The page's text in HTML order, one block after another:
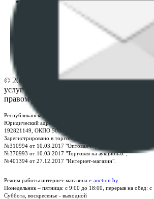
ПОЛОЖЕНИЕ О ПОЛИТИКЕ
Настройки cookie-файлов
© 2026 Республиканское унитарное
услуг "БелЮрОбеспечение" - Все права
правом
Республиканское унитарное предприятие по оказанию
Юридический адрес: г. Минск, пр-т. Дзержинского, 1Б, e-
192821149, ОКПО 500111895000
Зарегистрировано в торговом реестре Республики Беларусь:
№310994 от 10.03.2017 "Оптовая торговля без торговых
№370993 от 10.03.2017 "Торговля на аукционах";
№401394 от 27.12.2017 "Интернет-магазин".
Режим работы интернет-магазина e-auction.by:
Понедельник – пятница: с 9:00 до 18:00, перерыв на обед:
Суббота, воскресенье - выходной